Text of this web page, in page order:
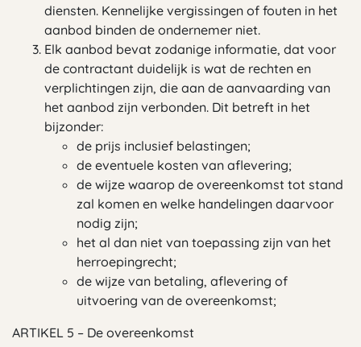
diensten. Kennelijke vergissingen of fouten in het
aanbod binden de ondernemer niet.
Elk aanbod bevat zodanige informatie, dat voor
de contractant duidelijk is wat de rechten en
verplichtingen zijn, die aan de aanvaarding van
het aanbod zijn verbonden. Dit betreft in het
bijzonder:
de prijs inclusief belastingen;
de eventuele kosten van aflevering;
de wijze waarop de overeenkomst tot stand
zal komen en welke handelingen daarvoor
nodig zijn;
het al dan niet van toepassing zijn van het
herroepingrecht;
de wijze van betaling, aflevering of
uitvoering van de overeenkomst;
ARTIKEL 5 – De overeenkomst